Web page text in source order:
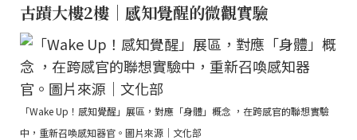
古蹟大樓2樓｜感知覺醒的微觀實驗
「Wake Up！感知覺醒」展區，對應「身體」概念 ，在跨感官的聯想實驗
中，重新召喚感知器官。圖片來源｜文化部